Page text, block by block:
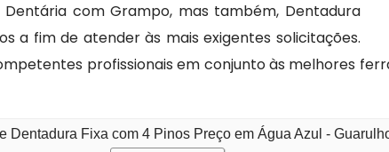
com Grampo, mas também, Dentadura
a fim de atender às mais exigentes solicitações.
profissionais em conjunto às melhores
Dentadura Fixa com 4 Pinos Preço em Água Azul -